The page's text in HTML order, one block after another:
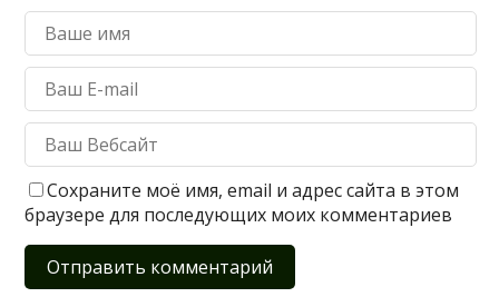
Сохраните моё имя, email и адрес сайта в этом
браузере для последующих моих комментариев